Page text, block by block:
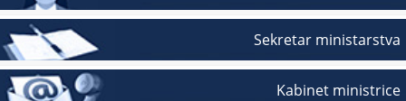
Sekretar ministarstva
Kabinet ministrice